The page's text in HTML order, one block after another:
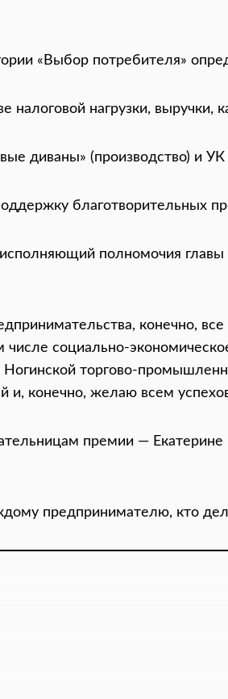
«Выбор потребителя»
налоговой нагрузки, выручки,
диваны» (производство) и
благотворительных
полномочия главы
конечно,
числе социально-
торгово-
и, конечно, желаю всем
премии —
предпринимателю, кто